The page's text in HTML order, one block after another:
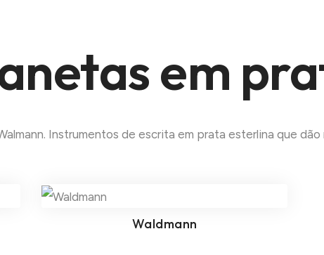
em
Instrumentos de escrita em prata esterlina que
Waldmann